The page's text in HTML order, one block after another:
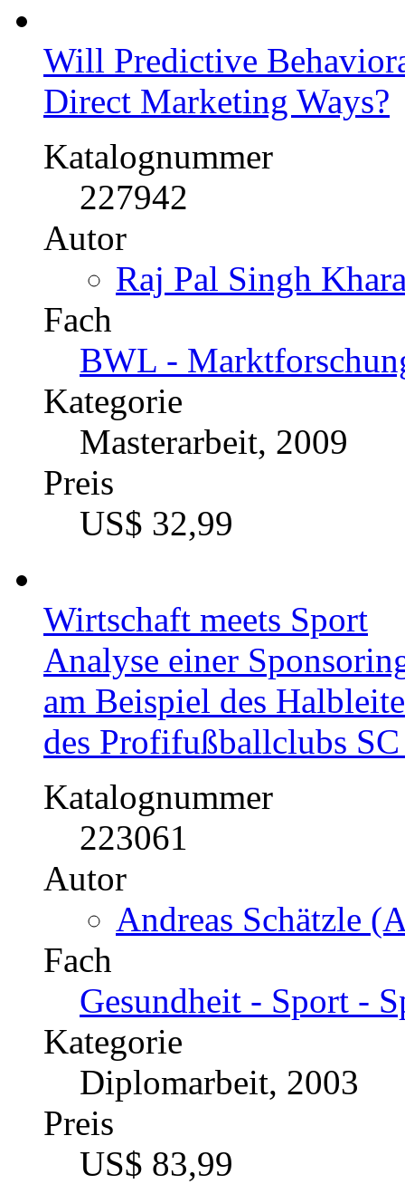
Will Predictive
Direct Marketing Ways?
Katalognummer
227942
Autor
Raj Pal Singh
Fach
BWL -
Kategorie
Masterarbeit, 2009
Preis
US$ 32,99
Wirtschaft meets Sport
Analyse einer
am Beispiel des
des Profifußballclubs
Katalognummer
223061
Autor
Andreas Schätzle
Fach
Gesundheit - Sport -
Kategorie
Diplomarbeit, 2003
Preis
US$ 83,99